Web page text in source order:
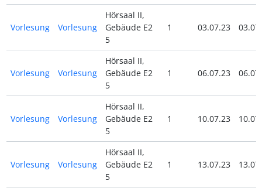
Vorlesung Vorlesung
Hörsaal II,
Gebäude E2
5
1 03.07.23
Vorlesung Vorlesung
Hörsaal II,
Gebäude E2
5
1 06.07.23
Vorlesung Vorlesung
Hörsaal II,
Gebäude E2
5
1 10.07.23
Vorlesung Vorlesung
Hörsaal II,
Gebäude E2
5
1 13.07.23